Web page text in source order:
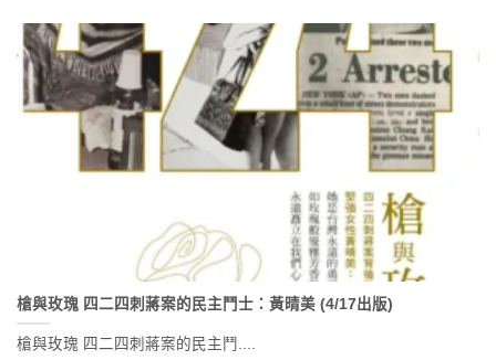
槍與玫瑰 四二四刺蔣案的民主鬥士：黃晴美 (4/17出版)
槍與玫瑰 四二四刺蔣案的民主鬥....